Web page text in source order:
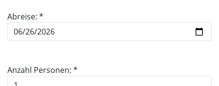
Abreise: *
Anzahl Personen: *